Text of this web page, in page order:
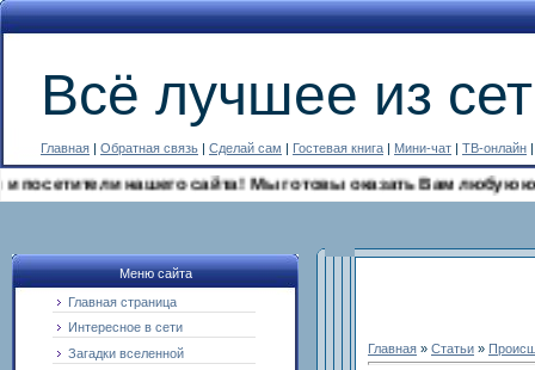
Всё лучшее из
Главная | Обратная связь | Сделай сам | Гостевая книга | Мини-чат | ТВ-онлайн
нашего сайта! Мы готовы оказать Вам любую
Меню сайта
Главная страница
Интересное в сети
Загадки вселенной
Главная » Статьи »